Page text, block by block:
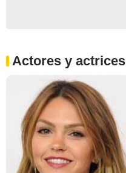
Actores y actrices